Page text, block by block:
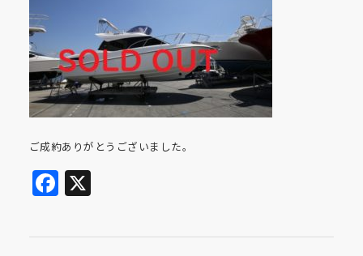
ご成約ありがとうございました。
Facebook
X